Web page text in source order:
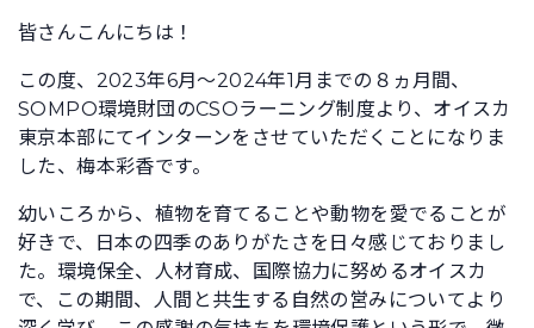
皆さんこんにちは！
この度、2023年6月～2024年1月までの８ヵ月間、
SOMPO環境財団のCSOラーニング制度より、オイスカ
東京本部にてインターンをさせていただくことになりま
した、梅本彩香です。
幼いころから、植物を育てることや動物を愛でることが
好きで、日本の四季のありがたさを日々感じておりまし
た。環境保全、人材育成、国際協力に努めるオイスカ
で、この期間、人間と共生する自然の営みについてより